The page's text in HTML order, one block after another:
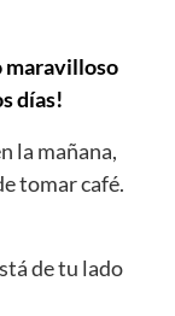
maravilloso
días!
la mañana,
tomar café.
de tu lado